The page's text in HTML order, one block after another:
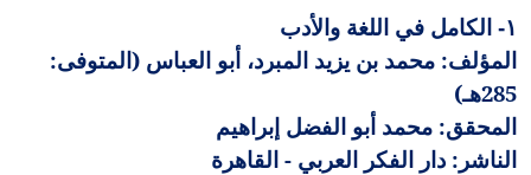
١-
الكامل في اللغة والأدب
المؤلف: محمد بن يزيد المبرد، أبو العباس (المتوفى:
285هـ)
المحقق: محمد أبو الفضل إبراهيم
الناشر: دار الفكر العربي - القاهرة